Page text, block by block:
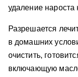
удаление нароста
Разрешается
в домашних
очистить,
включающую